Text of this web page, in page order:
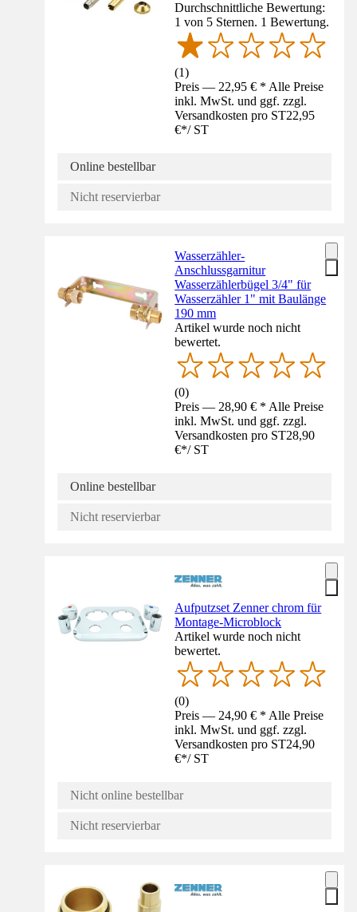
Durchschnittliche Bewertung:
1 von 5 Sternen. 1 Bewertung.
(1)
Preis — 22,95 € * Alle Preise
inkl. MwSt. und ggf. zzgl.
Versandkosten pro ST22,95
€*/ ST
Online bestellbar
Nicht reservierbar
Wasserzähler-
Anschlussgarnitur
Wasserzählerbügel 3/4" für
Wasserzähler 1" mit Baulänge
190 mm
Artikel wurde noch nicht
bewertet.
(0)
Preis — 28,90 € * Alle Preise
inkl. MwSt. und ggf. zzgl.
Versandkosten pro ST28,90
€*/ ST
Online bestellbar
Nicht reservierbar
Aufputzset Zenner chrom für
Montage-Microblock
Artikel wurde noch nicht
bewertet.
(0)
Preis — 24,90 € * Alle Preise
inkl. MwSt. und ggf. zzgl.
Versandkosten pro ST24,90
€*/ ST
Nicht online bestellbar
Nicht reservierbar